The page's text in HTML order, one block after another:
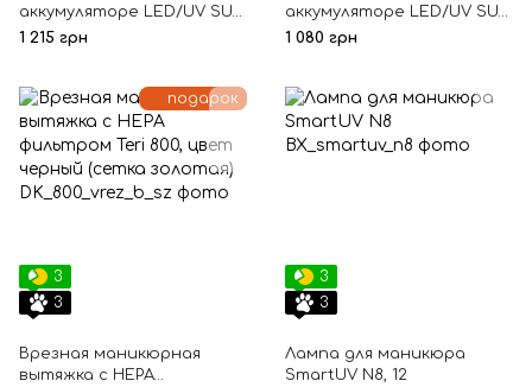
аккумуляторе LED/UV SUN
BM-22, 90 W
1 215 грн
аккумуляторе LED/UV SUN
BM-18, 48 W
1 080 грн
подарок
3
3
Врезная маникюрная
вытяжка с HEPA
3
3
Лампа для маникюра
SmartUV N8, 12